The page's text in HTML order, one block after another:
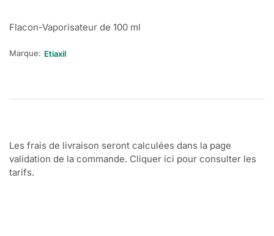
Flacon-Vaporisateur de 100 ml
Marque: Etiaxil
Les frais de livraison seront calculées dans la page
validation de la commande. Cliquer ici pour consulter les
tarifs.